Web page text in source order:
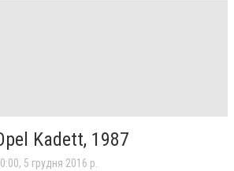
Kadett, 1987
5 грудня 2016 р.